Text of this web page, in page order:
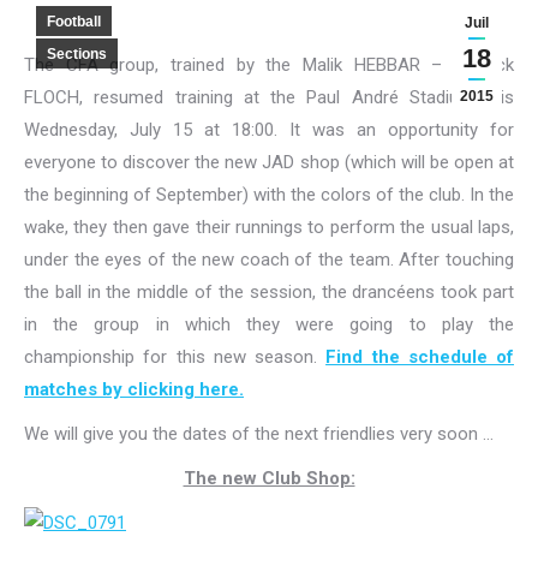
Juil
18
2015
Football
Sections
The CFA group, trained by the Malik HEBBAR – Yannick
FLOCH, resumed training at the Paul André Stadiumthis
Wednesday, July 15 at 18:00. It was an opportunity for
everyone to discover the new JAD shop (which will be open at
the beginning of September) with the colors of the club. In the
wake, they then gave their runnings to perform the usual laps,
under the eyes of the new coach of the team.After touching
the ball in the middle of the session, the drancéens took part
in the group in which they were going to play the
championship for this new season. Find the schedule of
matches by clicking here.
We will give you the dates of the next friendlies very soon …
The new Club Shop: